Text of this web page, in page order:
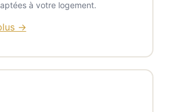
à votre logement.
→